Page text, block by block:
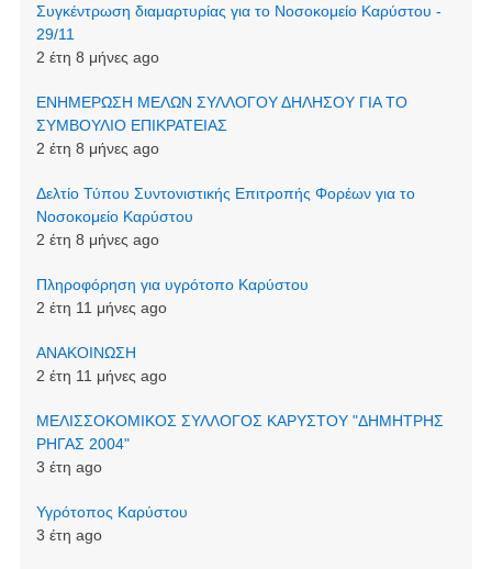
Συγκέντρωση διαμαρτυρίας για το Νοσοκομείο Καρύστου -
29/11
2 έτη 8 μήνες ago
ΕΝΗΜΕΡΩΣΗ ΜΕΛΩΝ ΣΥΛΛΟΓΟΥ ΔΗΛΗΣΟΥ ΓΙΑ ΤΟ
ΣΥΜΒΟΥΛΙΟ ΕΠΙΚΡΑΤΕΙΑΣ
2 έτη 8 μήνες ago
Δελτίο Τύπου Συντονιστικής Επιτροπής Φορέων για το
Νοσοκομείο Καρύστου
2 έτη 8 μήνες ago
Πληροφόρηση για υγρότοπο Καρύστου
2 έτη 11 μήνες ago
ΑΝΑΚΟΙΝΩΣΗ
2 έτη 11 μήνες ago
ΜΕΛΙΣΣΟΚΟΜΙΚΟΣ ΣΥΛΛΟΓΟΣ ΚΑΡΥΣΤΟΥ "ΔΗΜΗΤΡΗΣ
ΡΗΓΑΣ 2004"
3 έτη ago
Υγρότοπος Καρύστου
3 έτη ago